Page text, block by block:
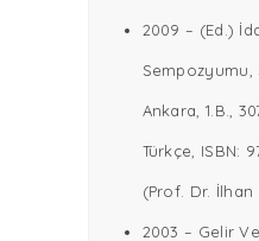
2009 – (Ed.)
Sempozyumu,
Ankara, 1.B.,
Türkçe, ISBN:
(Prof. Dr.
2003 – Gelir